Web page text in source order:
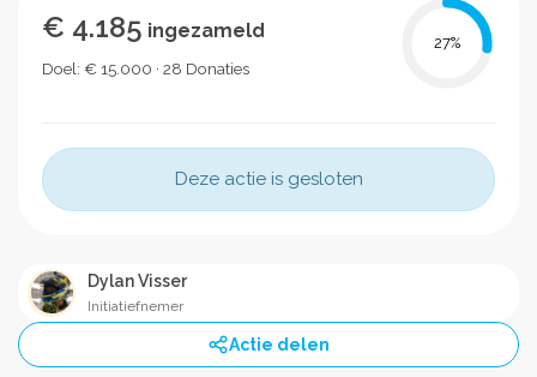
€ 4.185 ingezameld
Doel: € 15.000 · 28 Donaties
27%
Deze actie is gesloten
Dylan Visser
Initiatiefnemer
Actie delen